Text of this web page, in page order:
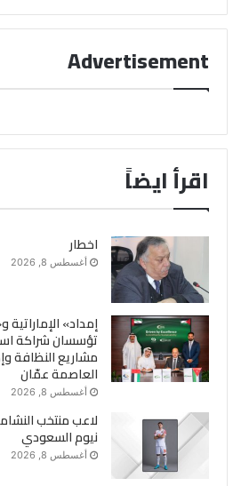
Advertisement
اقرأ ايضاً
اخطار
أغسطس 8, 2026
إمداد»
تؤسسان شراكة
مشاريع النظافة
العاصمة عمّان
أغسطس 8, 2026
لاعب منتخب
نيوم السعودي
أغسطس 8, 2026